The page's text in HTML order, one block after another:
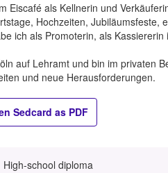
Eiscafé als Kellnerin und
Hochzeiten, Jubiläumsfeste,
ich als Promoterin, als
auf Lehramt und bin im privaten
und neue Herausforderungen.
Sedcard as PDF
High-school diploma